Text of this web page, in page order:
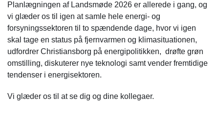
Planlægningen af Landsmøde 2026 er allerede i gang, og
vi glæder os til igen at samle hele energi- og
forsyningssektoren til to spændende dage, hvor vi igen
skal tage en status på fjernvarmen og klimasituationen,
udfordrer Christiansborg på energipolitikken, drøfte grøn
omstilling, diskuterer nye teknologi samt vender fremtidige
tendenser i energisektoren.
Vi glæder os til at se dig og dine kollegaer.